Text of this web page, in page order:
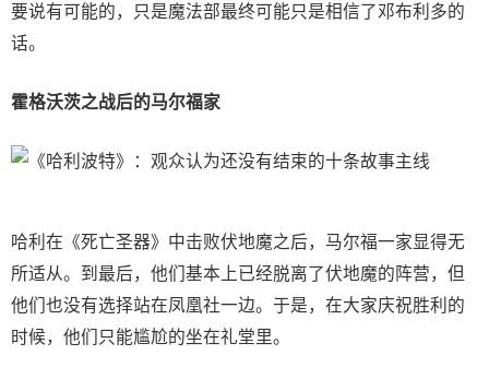
要说有可能的，只是魔法部最终可能只是相信了邓布利多的
话。
霍格沃茨之战后的马尔福家
哈利在《死亡圣器》中击败伏地魔之后，马尔福一家显得无
所适从。到最后，他们基本上已经脱离了伏地魔的阵营，但
他们也没有选择站在凤凰社一边。于是，在大家庆祝胜利的
时候，他们只能尴尬的坐在礼堂里。